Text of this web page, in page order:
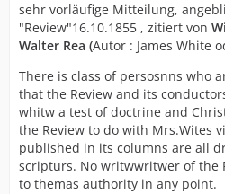
sehr vorläufige Mitteilung,
"Review"16.10.1855 , zitiert von
Walter Rea (Autor : James White
There is class of persosnns who
that the Review and its
whitw a test of doctrine and
the Review to do with Mrs.Wites
published in its columns are all
scripturs. No writwwritwer of the
to themas authority in any point.